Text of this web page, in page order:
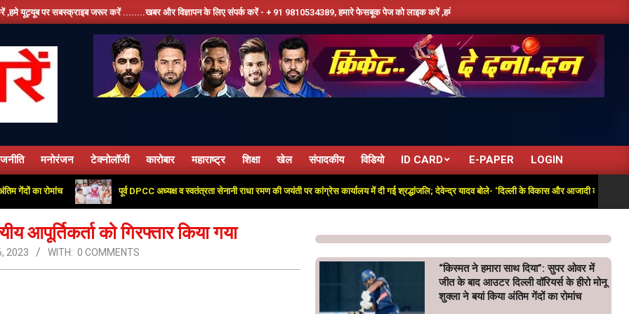
जरूर करें ........खबर और विज्ञापन के लिए संपर्क करें - + 91 9810534389, हमारे फेसबूक पेज को लाइक करें ,हमे यूट्यूब पर सबस्क्राइब जरूर करें,दिन भर की तमाम छोटी बड़ी खबरों के
Primary
Navigation
मनोरंजन टेक्नोलॉजी कारोबार महाराष्ट्र शिक्षा खेल संपादकीय विडियो ID CARD E-PAPER LOGIN
रोमांच पूर्व DPCC अध्यक्ष व स्वतंत्रता सेनानी राधा रमण की जयंती पर कांग्रेस कार्यालय में दी गई श्रद्धांजलि; देवेन्द्र यादव बोले- ‘दिल्ली के विकास और आजादी की लड़ाई में अतुलनीय
आपूर्तिकर्ता को गिरफ्तार किया गया
2023 WITH: 0 COMMENTS
“किस्मत ने हमारा साथ दिया”: सुपर ओवर में
जीत के बाद आउटर दिल्ली वॉरियर्स के हीरो मोनू
शुक्ला ने बयां किया अंतिम गेंदों का रोमांच